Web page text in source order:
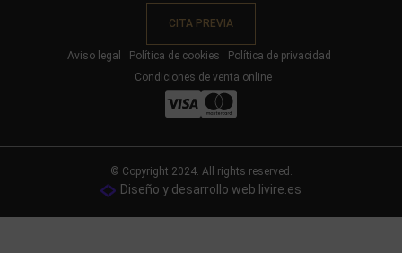
CITA PREVIA
Aviso legal Política de cookies
Política de privacidad
Condiciones de venta online
© Copyright 2024. All rights reserved.
Diseño y desarrollo web livire.es